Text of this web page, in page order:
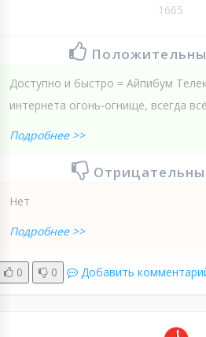
1665
Доступно и быстро = Айпибум
интернета огонь-огнище, всегда
Подробнее >>
Нет
Подробнее >>
0 0 Добавить